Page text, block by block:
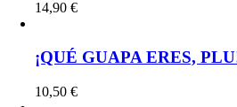
14,90€
¡QUÉ GUAPA ERES,
10,50€